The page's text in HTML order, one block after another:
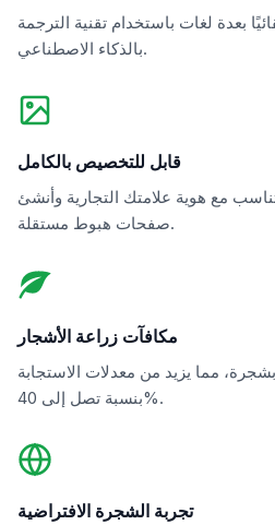
بعدة لغات باستخدام تقنية الترجمة
بالذكاء الاصطناعي.
قابل للتخصيص بالكامل
مع هوية علامتك التجارية وأنشئ
صفحات هبوط مستقلة.
مكافآت زراعة الأشجار
مما يزيد من معدلات الاستجابة
بنسبة تصل إلى 40%.
تجربة الشجرة الافتراضية